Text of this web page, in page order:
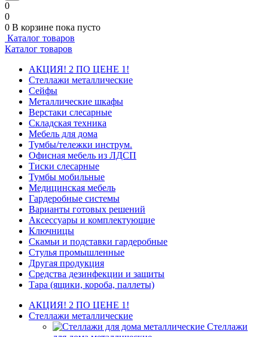
0
0
0 В корзине пока пусто
Каталог товаров
Каталог товаров
АКЦИЯ! 2 ПО ЦЕНЕ 1!
Стеллажи металлические
Сейфы
Металлические шкафы
Верстаки слесарные
Складская техника
Мебель для дома
Тумбы/тележки инструм.
Офисная мебель из ЛДСП
Тиски слесарные
Тумбы мобильные
Медицинская мебель
Гардеробные системы
Варианты готовых решений
Аксессуары и комплектующие
Ключницы
Скамьи и подставки гардеробные
Стулья промышленные
Другая продукция
Средства дезинфекции и защиты
Тара (ящики, короба, паллеты)
АКЦИЯ! 2 ПО ЦЕНЕ 1!
Стеллажи металлические
Стеллажи